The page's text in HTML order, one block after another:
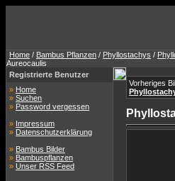
Home / Bambus Pflanzen / Phyllostachys /
Aureocaulis
Registrierte Benutzer
» Home
» Suchen
» Password vergessen
» Impressum
» Datenschutzerklärung
» Bambus Bilder
» Bambuspflanzen
» Unser RSS Feed
Vorheriges